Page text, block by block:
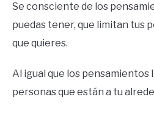
Se consciente de los
puedas tener, que limitan tus
que quieres.
Al igual que los pensamientos
personas que están a tu